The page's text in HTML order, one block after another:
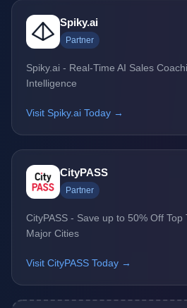
Spiky.ai
Partner
Spiky.ai - Real-Time AI Sales
Intelligence
Visit Spiky.ai Today →
CityPASS
Partner
CityPASS - Save up to 50% Off Top
Major Cities
Visit CityPASS Today →